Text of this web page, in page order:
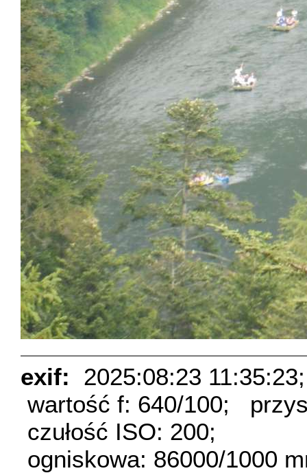
exif:
2025:08:23 11:35:23;
wartość f: 640/100;
czułość ISO: 200;
ogniskowa: 86000/1000